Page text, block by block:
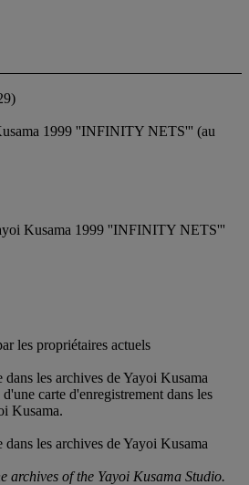
1999 ''INFINITY NETS''' (au
Kusama 1999 ''INFINITY NETS'''
les propriétaires actuels
les archives de Yayoi Kusama
carte d'enregistrement dans les
Kusama.
les archives de Yayoi Kusama
archives of the Yayoi Kusama Studio.